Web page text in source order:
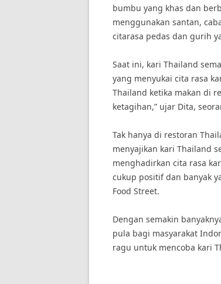
bumbu yang khas dan
menggunakan santan,
citarasa pedas dan gurih
Saat ini, kari Thailand
yang menyukai cita rasa
Thailand ketika makan di
ketagihan,” ujar Dita,
Tak hanya di restoran
menyajikan kari Thailand
menghadirkan cita rasa
cukup positif dan banyak
Food Street.
Dengan semakin
pula bagi masyarakat
ragu untuk mencoba kari